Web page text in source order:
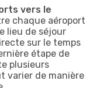
vers le
chaque aéroport
lieu de séjour
sur le temps
étape de
plusieurs
varier de manière